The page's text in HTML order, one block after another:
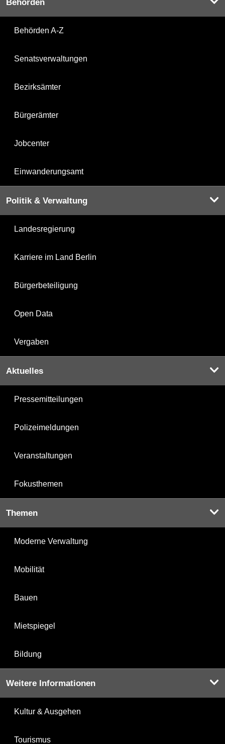
Behörden
Behörden A-Z
Senatsverwaltungen
Bezirksämter
Bürgerämter
Jobcenter
Einwanderungsamt
Politik & Verwaltung
Landesregierung
Karriere im Land Berlin
Bürgerbeteiligung
Open Data
Vergaben
Aktuelles
Pressemitteilungen
Polizeimeldungen
Veranstaltungen
Fokusthemen
Themen
Moderne Verwaltung
Mobilität
Bauen
Mietspiegel
Bildung
Weitere Informationen
Kultur & Ausgehen
Tourismus